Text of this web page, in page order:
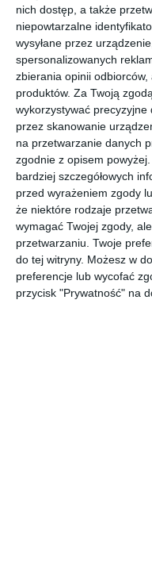
nich dostęp, a także
niepowtarzalne
wysyłane przez
spersonalizowanych
zbierania opinii
produktów. Za Twoją
wykorzystywać
przez skanowanie
na przetwarzanie danych
zgodnie z opisem
bardziej szczegółowych
przed wyrażeniem zgody
że niektóre rodzaje
wymagać Twojej zgody,
przetwarzaniu. Twoje
do tej witryny. Możesz w
preferencje lub wycofać
przycisk "Prywatność" na
za recepturę .......... czyli
kosztuje kawalerka w
wyłącznie do remontu,
klienta bo codziennie
ruchu, dzięki któremu
pieniądze, no i ten dziwny
wspólnegoz chińskim
restauracji po dawnym
Vang.
# groszek
Super jedzenie, polecam.
Okopowej. Wolałam
same Panie i podobny
Każdy inny pseudo